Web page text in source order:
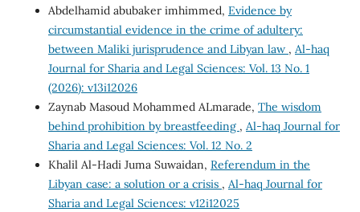
Abdelhamid abubaker imhimmed, Evidence by
circumstantial evidence in the crime of adultery:
between Maliki jurisprudence and Libyan law , Al-haq
Journal for Sharia and Legal Sciences: Vol. 13 No. 1
(2026): v13i12026
Zaynab Masoud Mohammed ALmarade, The wisdom
behind prohibition by breastfeeding , Al-haq Journal for
Sharia and Legal Sciences: Vol. 12 No. 2
Khalil Al-Hadi Juma Suwaidan, Referendum in the
Libyan case: a solution or a crisis , Al-haq Journal for
Sharia and Legal Sciences: v12i12025